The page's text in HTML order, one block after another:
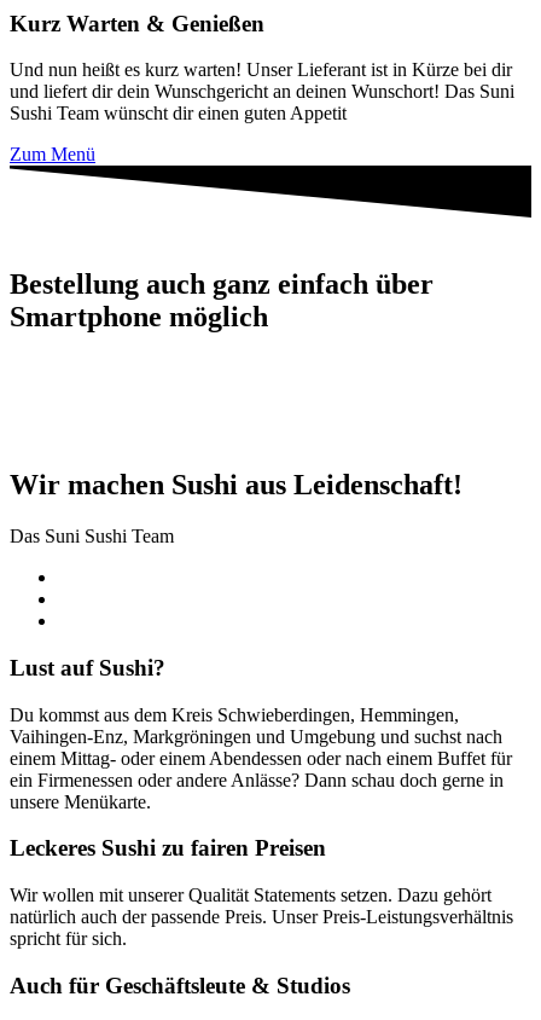
Kurz Warten & Genießen
Und nun heißt es kurz warten! Unser Lieferant ist in Kürze bei dir
und liefert dir dein Wunschgericht an deinen Wunschort! Das Suni
Sushi Team wünscht dir einen guten Appetit
Zum Menü
Bestellung auch ganz einfach über
Smartphone möglich
Wir machen Sushi aus Leidenschaft!
Das Suni Sushi Team
Lust auf Sushi?
Du kommst aus dem Kreis Schwieberdingen, Hemmingen,
Vaihingen-Enz, Markgröningen und Umgebung und suchst nach
einem Mittag- oder einem Abendessen oder nach einem Buffet für
ein Firmenessen oder andere Anlässe? Dann schau doch gerne in
unsere Menükarte.
Leckeres Sushi zu fairen Preisen
Wir wollen mit unserer Qualität Statements setzen. Dazu gehört
natürlich auch der passende Preis. Unser Preis-Leistungsverhältnis
spricht für sich.
Auch für Geschäftsleute & Studios